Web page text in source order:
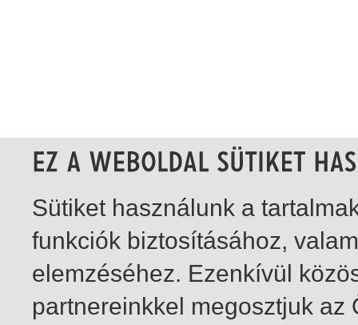
Sütiket használunk a
funkciók biztosításához,
elemzéséhez. Ezenkívül
partnereinkkel megosztjuk